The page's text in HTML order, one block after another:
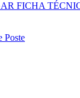
FICHA
Poste